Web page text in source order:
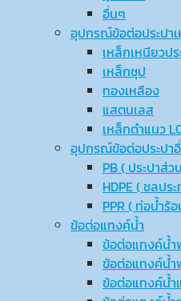
อื่นๆ
อุปกรณ์ข้อต่อประปา
เหล็กเหนียวปร
เหล็กชุป
ทองเหลือง
แสตนเลส
เหล็กดำแนว
อุปกรณ์ข้อต่อประปา
PB ( ประปาส่
HDPE ( ชลปร
PPR ( ท่อน้ำร้
ข้อต่อแทงค์น้ำ
ข้อต่อแทงค์น้ำ
ข้อต่อแทงค์น้ำ
ข้อต่อแทงค์น้ำ